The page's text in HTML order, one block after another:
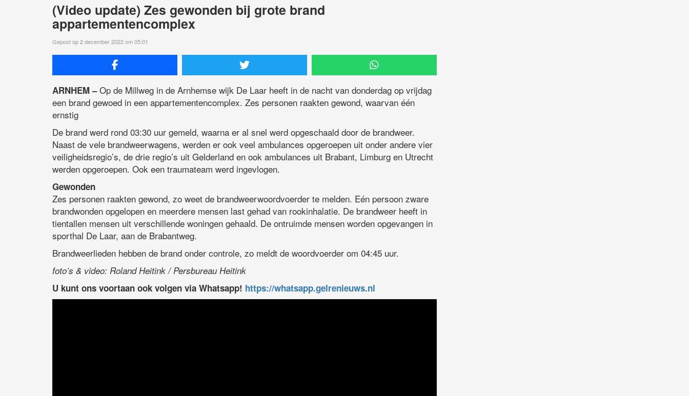
(Video update) Zes gewonden bij grote brand
appartementencomplex
Gepost op 2 december 2022 om 05:01
ARNHEM –Op de Millweg in de Arnhemse wijk De Laar heeft in de nacht van donderdag op vrijdag
een brand gewoed in een appartementencomplex. Zes personen raakten gewond, waarvan één
ernstig
De brand werd rond 03:30 uur gemeld, waarna er al snel werd opgeschaald door de brandweer.
Naast de vele brandweerwagens, werden er ook veel ambulances opgeroepen uit onder andere vier
veiligheidsregio’s, de drie regio’s uit Gelderland en ook ambulances uit Brabant, Limburg en Utrecht
werden opgeroepen. Ook een traumateam werd ingevlogen.
Gewonden
Zes personen raakten gewond, zo weet de brandweerwoordvoerder te melden. Eén persoon zware
brandwonden opgelopen en meerdere mensen last gehad van rookinhalatie. De brandweer heeft in
tientallen mensen uit verschillende woningen gehaald. De ontruimde mensen worden opgevangen in
sporthal De Laar, aan de Brabantweg.
Brandweerlieden hebben de brand onder controle, zo meldt de woordvoerder om 04:45 uur.
foto’s & video: Roland Heitink / Persbureau Heitink
U kunt ons voortaan ook volgen via Whatsapp! https://whatsapp.gelrenieuws.nl